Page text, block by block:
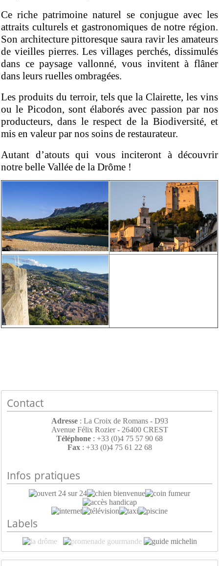
Ce riche patrimoine naturel se conjugue avec les
attraits culturels et gastronomiques de notre région.
Son architecture pittoresque saura ravir les amateurs
de vieilles pierres. Les villages perchés, dissimulés
dans ce paysage vallonné, vous invitent à flâner
dans leurs ruelles ombragées.
Les produits du terroir, tels que la Clairette, les vins
ou le Picodon, sont élaborés avec passion par nos
producteurs, dans le respect de la Biodiversité, et
mis en valeur par nos soins de restaurateur.
Autant d’atouts qui vous inciteront à découvrir
notre belle Vallée de la Drôme !
Contact
Adresse: La Croix de Romans - D93
Avenue Félix Rozier - 26400 CREST
Téléphone : +33 (0)4 75 57 90 68
Fax: +33 (0)4 75 61 22 68
Infos pratiques
Labels